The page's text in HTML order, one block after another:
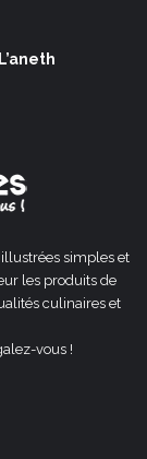
simples et
les produits de
culinaires et
vous !